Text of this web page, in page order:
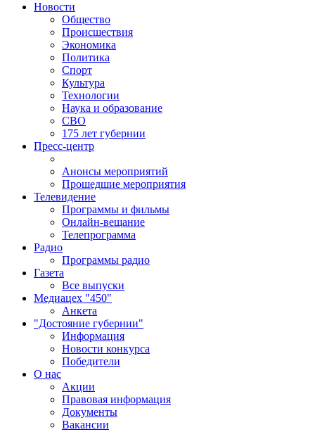
Новости
Общество
Происшествия
Экономика
Политика
Спорт
Культура
Технологии
Наука и образование
СВО
175 лет губернии
Пресс-центр
Анонсы мероприятий
Прошедшие мероприятия
Телевидение
Программы и фильмы
Онлайн-вещание
Телепрограмма
Радио
Программы радио
Газета
Все выпуски
Медиацех "450"
Анкета
"Достояние губернии"
Информация
Новости конкурса
Победители
О нас
Акции
Правовая информация
Документы
Вакансии